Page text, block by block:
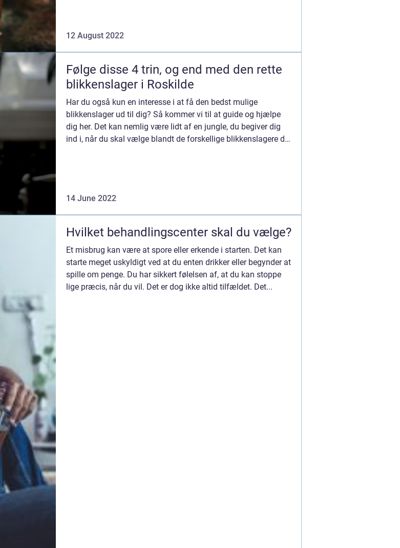
12 August 2022
Følge disse 4 trin, og end med den rette
blikkenslager i Roskilde
Har du også kun en interesse i at få den bedst mulige
blikkenslager ud til dig? Så kommer vi til at guide og hjælpe
dig her. Det kan nemlig være lidt af en jungle, du begiver dig
ind i, når du skal vælge blandt de forskellige blikkenslagere der
14 June 2022
Hvilket behandlingscenter skal du vælge?
Et misbrug kan være at spore eller erkende i starten. Det kan
starte meget uskyldigt ved at du enten drikker eller begynder at
spille om penge. Du har sikkert følelsen af, at du kan stoppe
lige præcis, når du vil. Det er dog ikke altid tilfældet. Det...